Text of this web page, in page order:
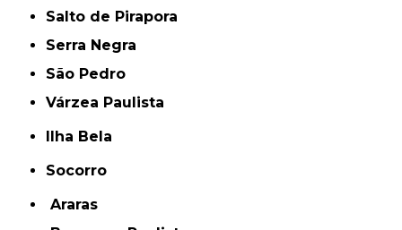
Salto de Pirapora
Serra Negra
São Pedro
Várzea Paulista
Ilha Bela
Socorro
Araras